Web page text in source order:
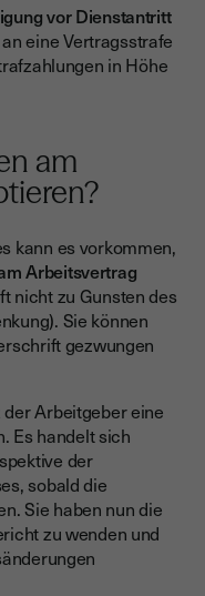
vor Dienstantritt
eine Vertragsstrafe
in Höhe
am
kann es vorkommen,
Arbeitsvertrag
nicht zu Gunsten des
Sie können
gezwungen
Arbeitgeber eine
Es handelt sich
der
sobald die
Sie haben nun die
zu wenden und